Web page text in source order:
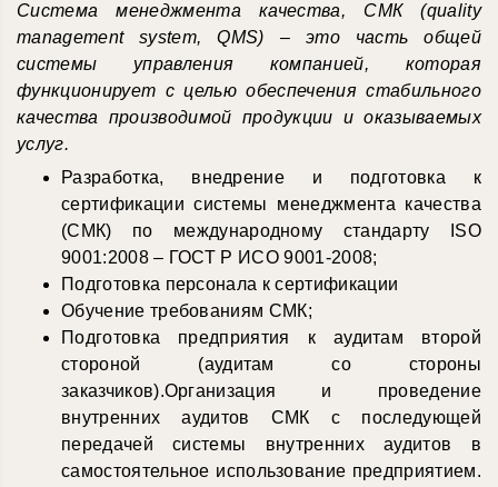
Система менеджмента качества, СМК (quality
management system, QMS) – это часть общей
системы управления компанией, которая
функционирует с целью обеспечения стабильного
качества производимой продукции и оказываемых
услуг.
Разработка, внедрение и подготовка к
сертификации системы менеджмента качества
(СМК) по международному стандарту ISO
9001:2008 – ГОСТ Р ИСО 9001-2008;
Подготовка персонала к сертификации
Обучение требованиям СМК;
Подготовка предприятия к аудитам второй
стороной (аудитам со стороны
заказчиков).Организация и проведение
внутренних аудитов СМК с последующей
передачей системы внутренних аудитов в
самостоятельное использование предприятием.